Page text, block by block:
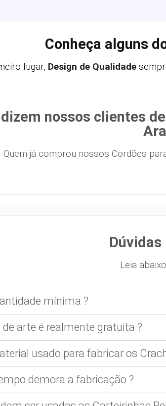
Conheça alguns
lugar, Design de Qualidade
dizem nossos clientes
Quem já comprou nossos Cordões
Dúvidas
Leia
mínima ?
de arte é realmente gratuita ?
usado para fabricar os
demora a fabricação ?